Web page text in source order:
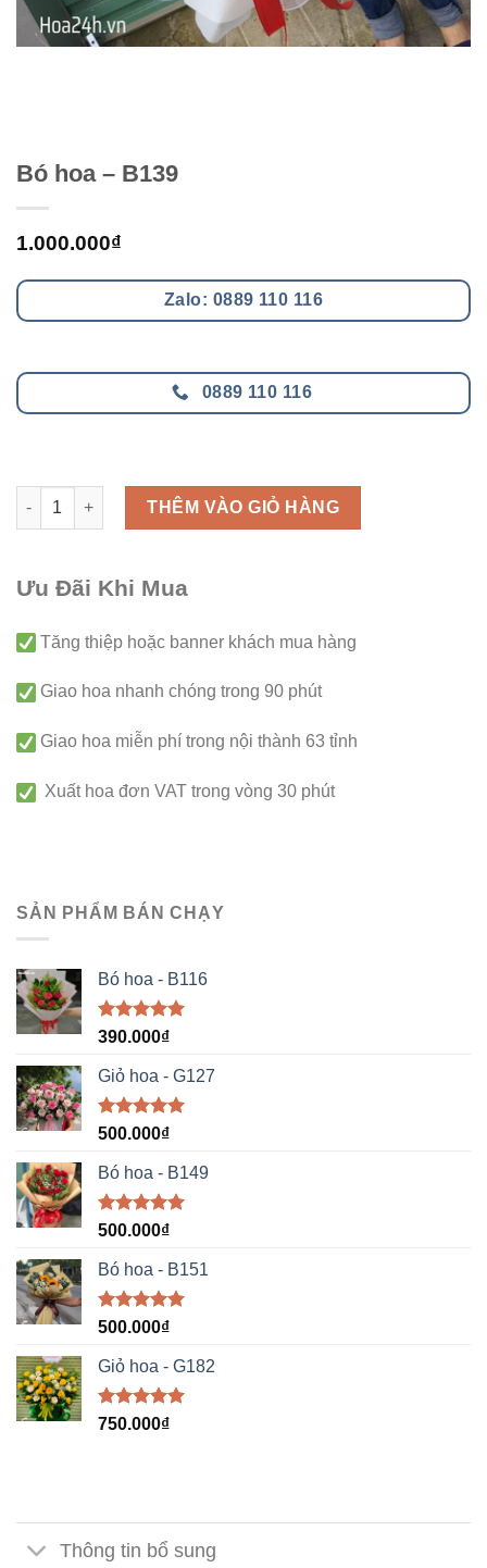
Bó hoa – B139
1.000.000₫
Zalo: 0889 110 116
0889 110 116
Bó hoa - B139 số lượng
THÊM VÀO GIỎ HÀNG
Ưu Đãi Khi Mua
Tăng thiệp hoặc banner khách mua hàng
Giao hoa nhanh chóng trong 90 phút
Giao hoa miễn phí trong nội thành 63 tỉnh
Xuất hoa đơn VAT trong vòng 30 phút
SẢN PHẨM BÁN CHẠY
Bó hoa - B116
Được xếp
5 sao
390.000₫
Giỏ hoa - G127
Được xếp
5 sao
500.000₫
Bó hoa - B149
Được xếp
5 sao
500.000₫
Bó hoa - B151
Được xếp
5 sao
500.000₫
Giỏ hoa - G182
Được xếp
750.000₫
Thông tin bổ sung